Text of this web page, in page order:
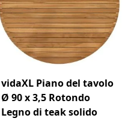
vidaXL Piano del tavolo
Ø 90 x 3,5 Rotondo
Legno di teak solido